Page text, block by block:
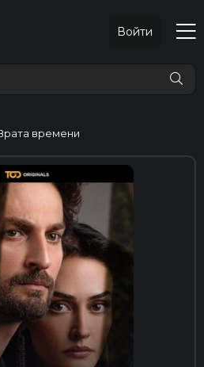
Войти
времени